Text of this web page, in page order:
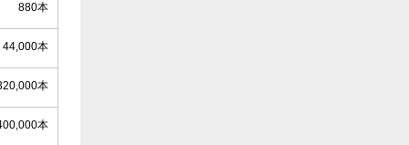
880本
44,000本
本
本